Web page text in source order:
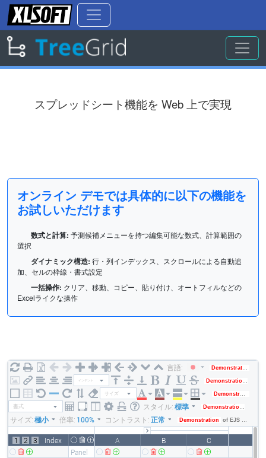
スプレッドシート機能を Web 上で実現
オンライン デモでは具体的に以下の機能を
お試しいただけます
数式と計算: 予測候補メニューを持つ編集可能な数式、計算範囲の
選択
ダイナミック構造: 行・列インデックス、スクロールによる自動追
加、セルの枠線・書式設定
一括操作: クリア、移動、コピー、貼り付け、オートフィルなどの
Excelライクな操作
言語: Demonstration
インデント Demonstration
サイズ Demonstration
書式 スタイル:標準 Demonstration
サイズ:極小 倍率: 100% コントラスト:正常 Demonstration of EJS TreeGrid 17.2
1 2 3
Index
Panel
A B C